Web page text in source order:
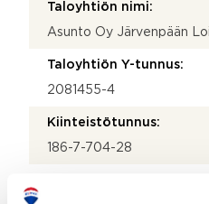
Taloyhtiön nimi:
Asunto Oy Järvenpään
Taloyhtiön Y-tunnus:
2081455-4
Kiinteistötunnus:
186-7-704-28